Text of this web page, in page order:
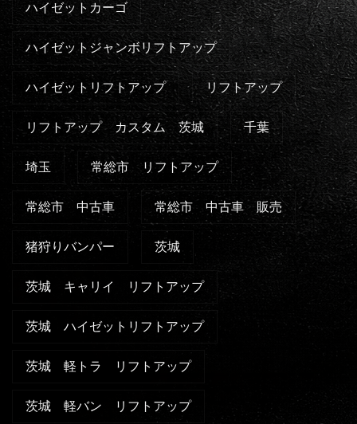
ハイゼットカーゴ
ハイゼットジャンボリフトアップ
ハイゼットリフトアップ リフトアップ
リフトアップ カスタム 茨城 千葉
埼玉 常総市 リフトアップ
常総市 中古車 常総市 中古車 販売
猪狩りバンパー 茨城
茨城 キャリイ リフトアップ
茨城 ハイゼットリフトアップ
茨城 軽トラ リフトアップ
茨城 軽バン リフトアップ